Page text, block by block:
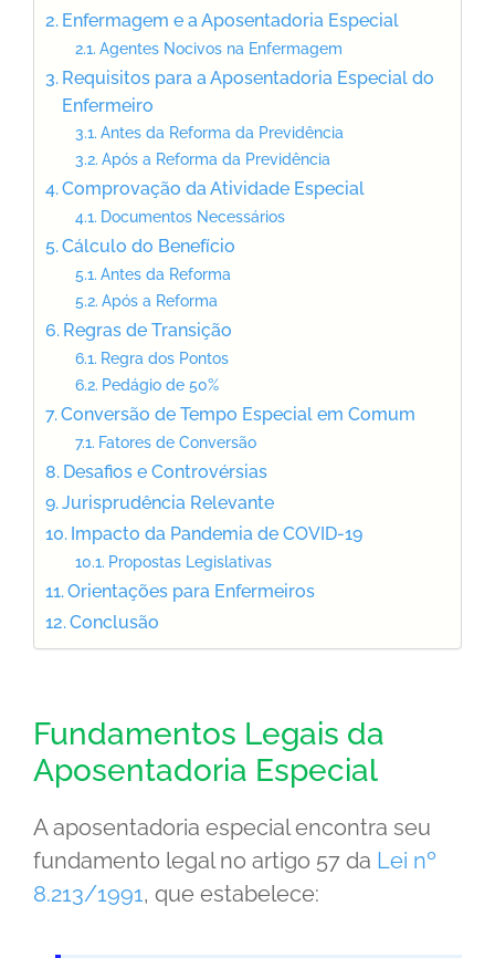
Enfermagem e a Aposentadoria Especial
Agentes Nocivos na Enfermagem
Requisitos para a Aposentadoria Especial do
Enfermeiro
Antes da Reforma da Previdência
Após a Reforma da Previdência
Comprovação da Atividade Especial
Documentos Necessários
Cálculo do Benefício
Antes da Reforma
Após a Reforma
Regras de Transição
Regra dos Pontos
Pedágio de 50%
Conversão de Tempo Especial em Comum
Fatores de Conversão
Desafios e Controvérsias
Jurisprudência Relevante
Impacto da Pandemia de COVID-19
Propostas Legislativas
Orientações para Enfermeiros
Conclusão
Fundamentos Legais da
Aposentadoria Especial
A aposentadoria especial encontra seu
fundamento legal no artigo 57 da Lei nº
8.213/1991, que estabelece: